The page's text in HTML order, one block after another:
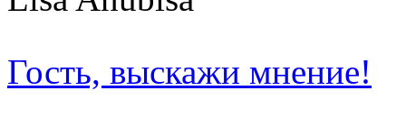
Гость, выскажи мнение!